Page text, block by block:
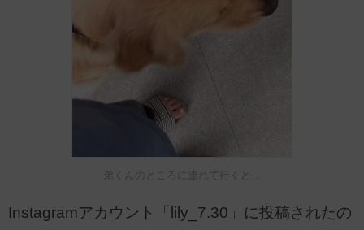
弟くんのところに連れて行くと…
Instagramアカウント「lily_7.30」に投稿されたの